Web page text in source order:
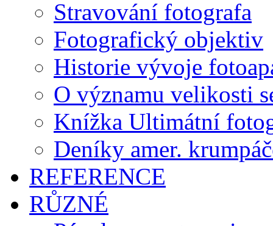
Stravování fotografa
Fotografický objektiv
Historie vývoje
O významu velikosti
Knížka Ultimátní
Deníky amer.
REFERENCE
RŮZNÉ